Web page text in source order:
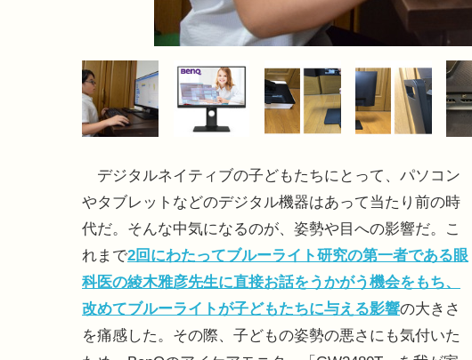
デジタルネイティブの子どもたちにとって、パソコン
やタブレットなどのデジタル機器はあって当たり前の時
代だ。そんな中気になるのが、姿勢や目への影響だ。こ
れまで2回にわたってブルーライト研究の第一者である眼
科医の綾木雅彦先生に直接お話をうかがう機会をもち、
改めてブルーライトが子どもたちに与える影響の大きさ
を痛感した。その際、子どもの姿勢の悪さにも気付いた